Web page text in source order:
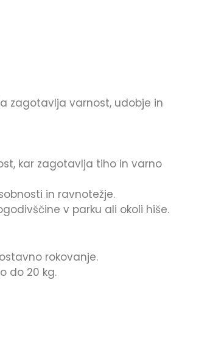
zagotavlja varnost, udobje in
kar zagotavlja tiho in varno
in ravnotežje.
v parku ali okoli hiše.
rokovanje.
do 20 kg.